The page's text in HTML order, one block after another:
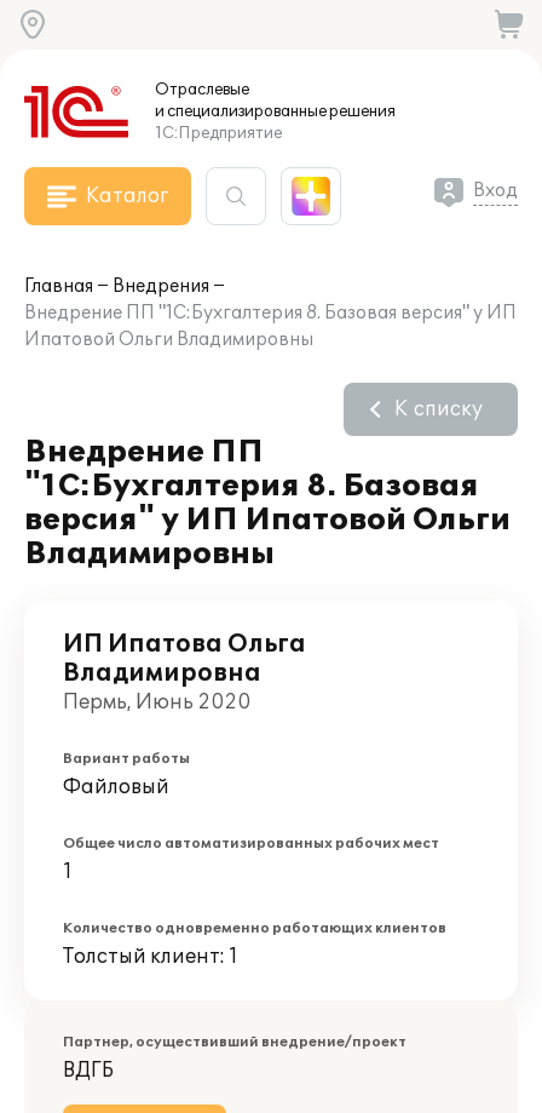
Отраслевые
и специализированныерешения
1С:Предприятие
Каталог Вход
Главная
Внедрения
Внедрение ПП "1С:Бухгалтерия 8. Базовая версия" у ИП
Ипатовой Ольги Владимировны
Внедрение ПП
"1С:Бухгалтерия 8. Базовая
версия" у ИП Ипатовой Ольги
Владимировны
К списку
ИП Ипатова Ольга
Владимировна
Пермь, Июнь 2020
Вариант работы
Файловый
Общее число автоматизированных рабочих мест
1
Количество одновременно работающих клиентов
Толстый клиент: 1
Партнер, осуществивший внедрение/проект
ВДГБ